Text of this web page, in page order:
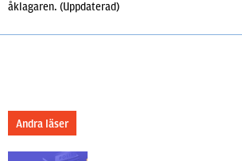
åklagaren. (Uppdaterad)
Andra läser